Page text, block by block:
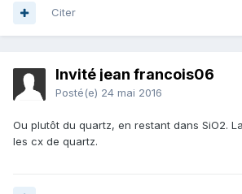
Citer
Invité jean francois06
Posté(e) 24 mai 2016
Ou plutôt du quartz, en restant dans SiO2.
les cx de quartz.